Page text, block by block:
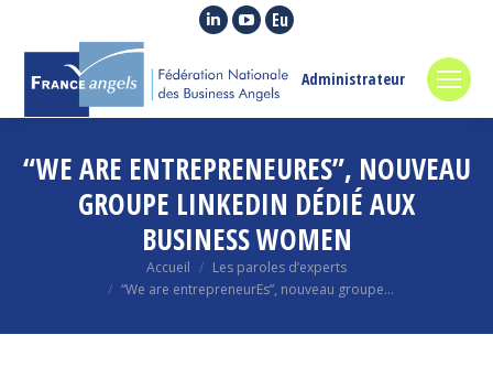
La
LinkedIn
s'ouvre
une
nouvelle
fenêtre
La
YouTube
s'ouvre
une
nouvelle
fenêtre
La
Euroquity
une
nouvelle
fenêtre
Administrateur
“WE ARE ENTREPRENEURES”, NOUVEAU
GROUPE LINKEDIN DÉDIÉ AUX
BUSINESS WOMEN
Accueil
Les paroles d’experts
“We are entrepreneurEs”, nouveau groupe…